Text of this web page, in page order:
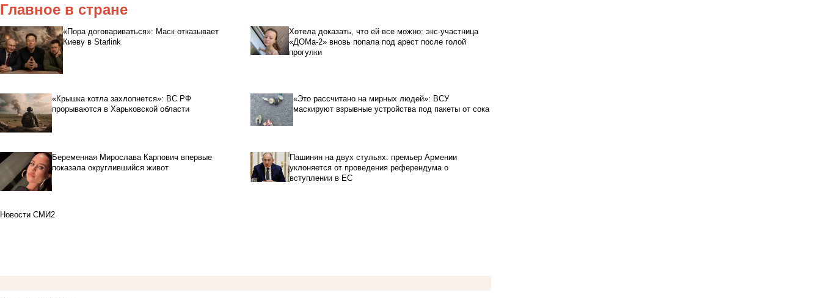
Главное в стране
«Пора договариваться»: Маск отказывает
Киеву в Starlink
Хотела доказать, что ей все можно: экс-участница
«ДОМа-2» вновь попала под арест после голой
прогулки
«Крышка котла захлопнется»: ВС РФ
прорываются в Харьковской области
«Это рассчитано на мирных людей»: ВСУ
маскируют взрывные устройства под пакеты от сока
Беременная Мирослава Карпович впервые
показала округлившийся живот
Пашинян на двух стульях: премьер Армении
уклоняется от проведения референдума о
вступлении в ЕС
Новости СМИ2